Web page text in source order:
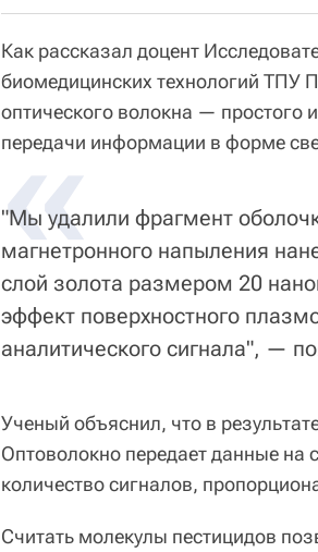
Как рассказал доцент
биомедицинских технологий ТПУ
оптического волокна — простого
передачи информации в форме
«
"Мы удалили фрагмент
магнетронного напыления
слой золота размером 20
эффект поверхностного
аналитического сигнала", —
Ученый объяснил, что в
Оптоволокно передает данные на
количество сигналов,
Считать молекулы пестицидов